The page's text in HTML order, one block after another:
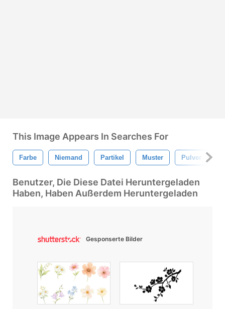
This Image Appears In Searches For
Farbe Niemand Partikel Muster Pulver
Benutzer, Die Diese Datei Heruntergeladen
Haben, Haben Außerdem Heruntergeladen
Gesponserte Bilder